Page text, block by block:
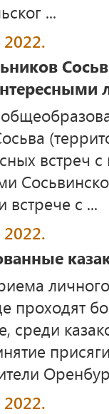
...
встреч
с ...
проходят
среди